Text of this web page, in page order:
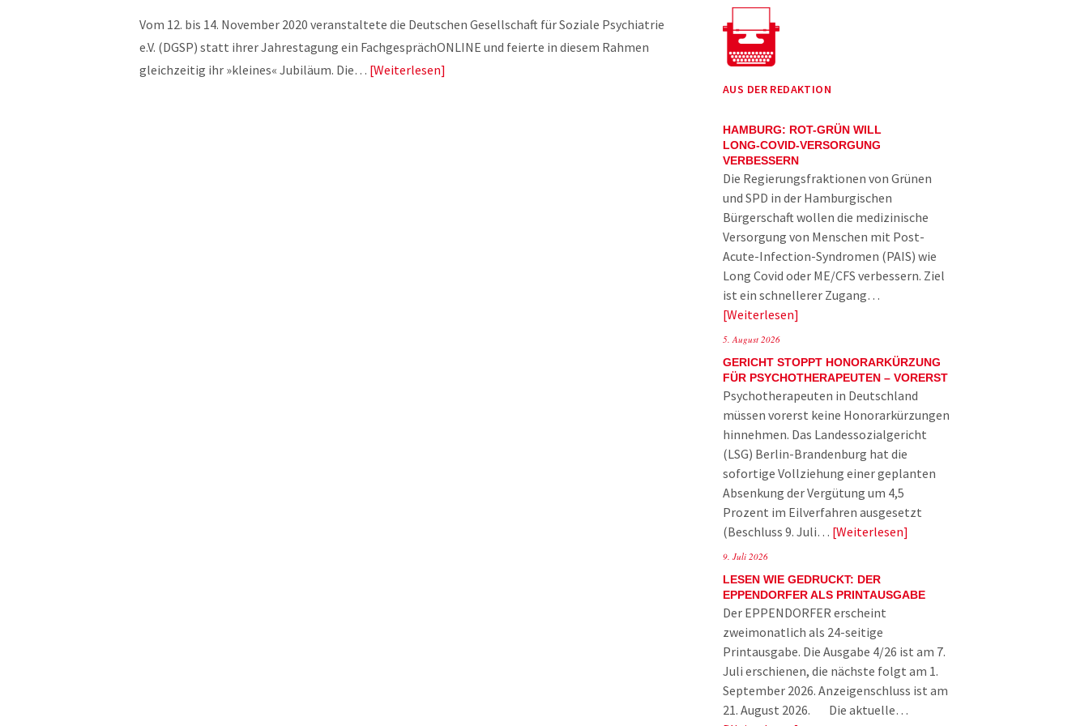
Vom 12. bis 14. November 2020 veranstaltete die Deutschen Gesellschaft für Soziale Psychiatrie
e.V. (DGSP) statt ihrer Jahrestagung ein FachgesprächONLINE und feierte in diesem Rahmen
gleichzeitig ihr »kleines« Jubiläum. Die… Weiterlesen
AUS DER REDAKTION
HAMBURG: ROT-GRÜN WILL
LONG-COVID-VERSORGUNG
VERBESSERN
Die Regierungsfraktionen von Grünen
und SPD in der Hamburgischen
Bürgerschaft wollen die medizinische
Versorgung von Menschen mit Post-
Acute-Infection-Syndromen (PAIS) wie
Long Covid oder ME/CFS verbessern. Ziel
ist ein schnellerer Zugang…
Weiterlesen
5. August 2026
GERICHT STOPPT HONORARKÜRZUNG
FÜR PSYCHOTHERAPEUTEN – VORERST
Psychotherapeuten in Deutschland
müssen vorerst keine Honorarkürzungen
hinnehmen. Das Landessozialgericht
(LSG) Berlin-Brandenburg hat die
sofortige Vollziehung einer geplanten
Absenkung der Vergütung um 4,5
Prozent im Eilverfahren ausgesetzt
(Beschluss 9. Juli… Weiterlesen
9. Juli 2026
LESEN WIE GEDRUCKT: DER
EPPENDORFER ALS PRINTAUSGABE
Der EPPENDORFER erscheint
zweimonatlich als 24-seitige
Printausgabe. Die Ausgabe 4/26 ist am 7.
Juli erschienen, die nächste folgt am 1.
September 2026. Anzeigenschluss ist am
21. August 2026. Die aktuelle…